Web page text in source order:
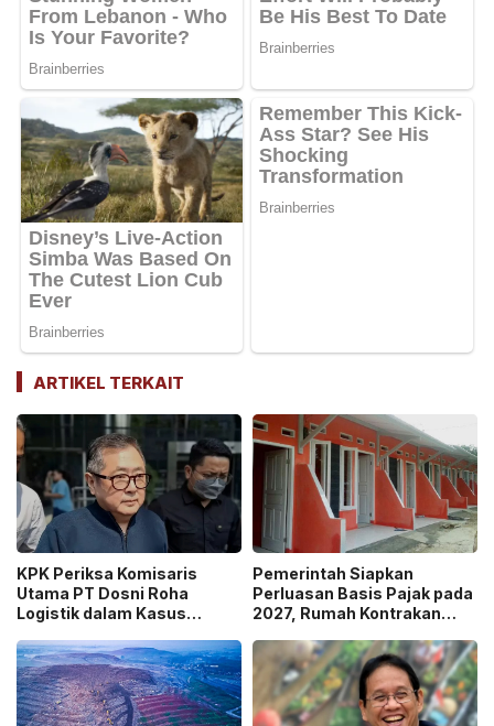
ARTIKEL TERKAIT
KPK Periksa Komisaris
Utama PT Dosni Roha
Logistik dalam Kasus
Pengangkutan Bansos!
Pemerintah Siapkan
Perluasan Basis Pajak pada
2027, Rumah Kontrakan
Pengawasan!